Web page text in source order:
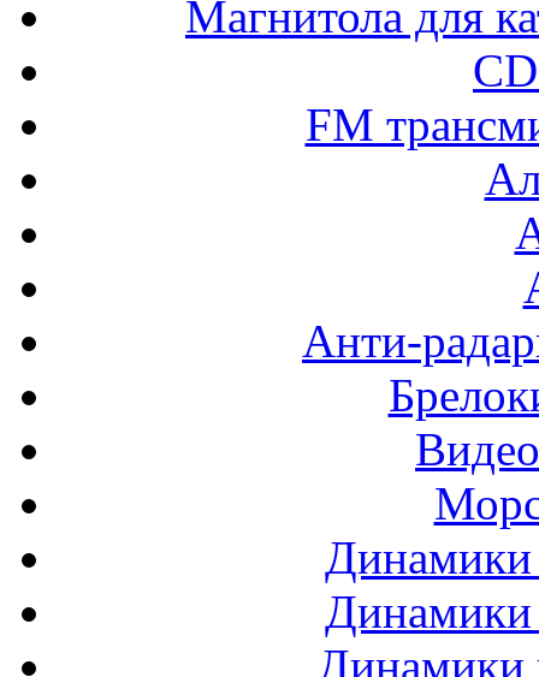
Магнитола для
FM
Анти-
Динамики
Динамики
Динамики